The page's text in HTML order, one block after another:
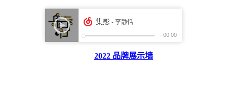
2022 品牌展示墙